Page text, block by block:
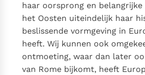
haar oorsprong en
het Oosten uiteindelijk haar
beslissende vormgeving in
heeft. Wij kunnen ook
ontmoeting, waar dan later
van Rome bijkomt, heeft